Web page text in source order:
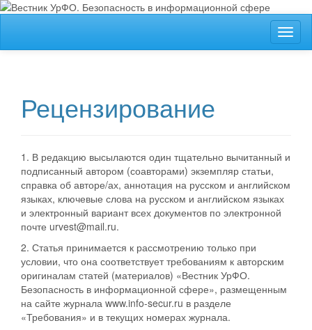
##plugins.themes.bootstrap3.accessible_menu.main_content##
Рецензирование
1. В редакцию высылаются один тщательно вычитанный и
подписанный автором (соавторами) экземпляр статьи,
справка об авторе/ах, аннотация на русском и английском
языках, ключевые слова на русском и английском языках
и электронный вариант всех документов по электронной
почте urvest@mail.ru.
2. Статья принимается к рассмотрению только при
условии, что она соответствует требованиям к авторским
оригиналам статей (материалов) «Вестник УрФО.
Безопасность в информационной сфере», размещенным
на сайте журнала www.info-secur.ru в разделе
«Требования» и в текущих номерах журнала.